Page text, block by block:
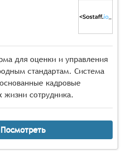
для оценки и управления
стандартам. Система
кадровые
жизни сотрудника.
Посмотреть